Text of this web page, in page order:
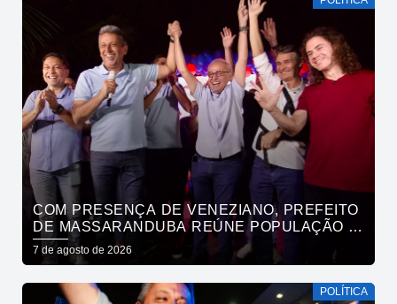
COM PRESENÇA DE VENEZIANO, PREFEITO
DE MASSARANDUBA REÚNE POPULAÇÃO E
ANUNCIA APOIO A CÍCERO LUCENA
7 de agosto de 2026
POLÍTICA